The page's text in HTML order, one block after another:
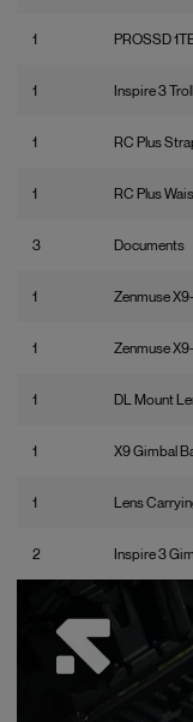
1 PROSSD
1 Inspire 3
1 RC Plus
1 RC Plus
3 Documents
1 Zenmuse
1 Zenmuse
1 DL Mount
1 X9 Gimbal
1 Lens
2 Inspire 3